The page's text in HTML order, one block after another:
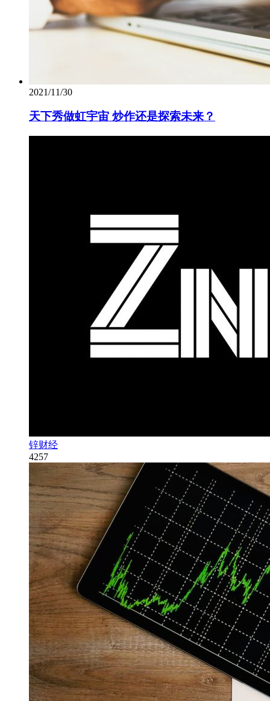
2021/11/30
天下秀做虹宇宙 炒作还是探索未来？
锌财经
4257